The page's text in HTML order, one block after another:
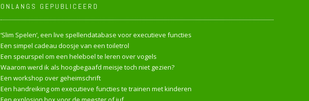
ONLANGS GEPUBLICEERD
‘Slim Spelen’, een live spellendatabase voor executieve functies
Een simpel cadeau doosje van een toiletrol
Een speurspel om een heleboel te leren over vogels
Waarom werd ik als hoogbegaafd meisje toch niet gezien?
Een workshop over geheimschrift
Een handreiking om executieve functies te trainen met kinderen